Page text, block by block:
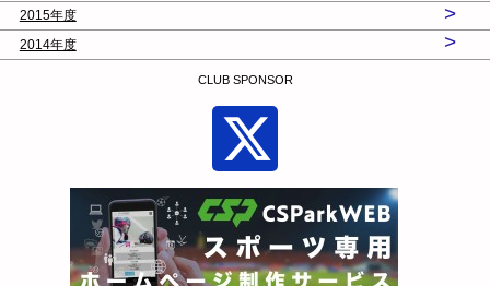
2015年度 >
2014年度 >
CLUB SPONSOR